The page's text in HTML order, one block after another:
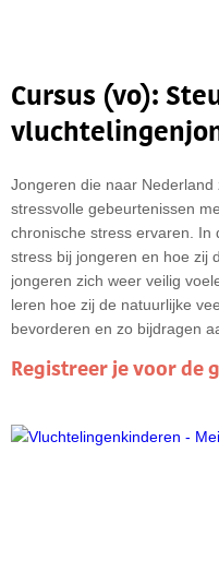
Cursus (vo):
Jongeren die naar
stressvolle gebeurtenissen
chronische stress ervaren. In
stress bij jongeren en hoe zij
jongeren zich weer veilig
leren hoe zij de natuurlijke
bevorderen en zo bijdragen
Registreer je voor de
Op dit niveau worden
geladen. We sturen
basisinformatie naar